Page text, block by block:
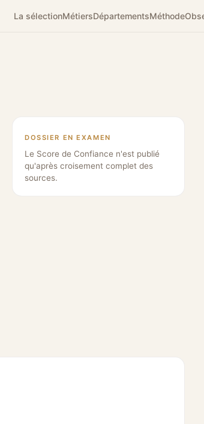
La sélectionMétiersDépartementsMéthode
DOSSIER EN EXAMEN
Le Score de Confiance n'est publié
qu'après croisement complet des
sources.